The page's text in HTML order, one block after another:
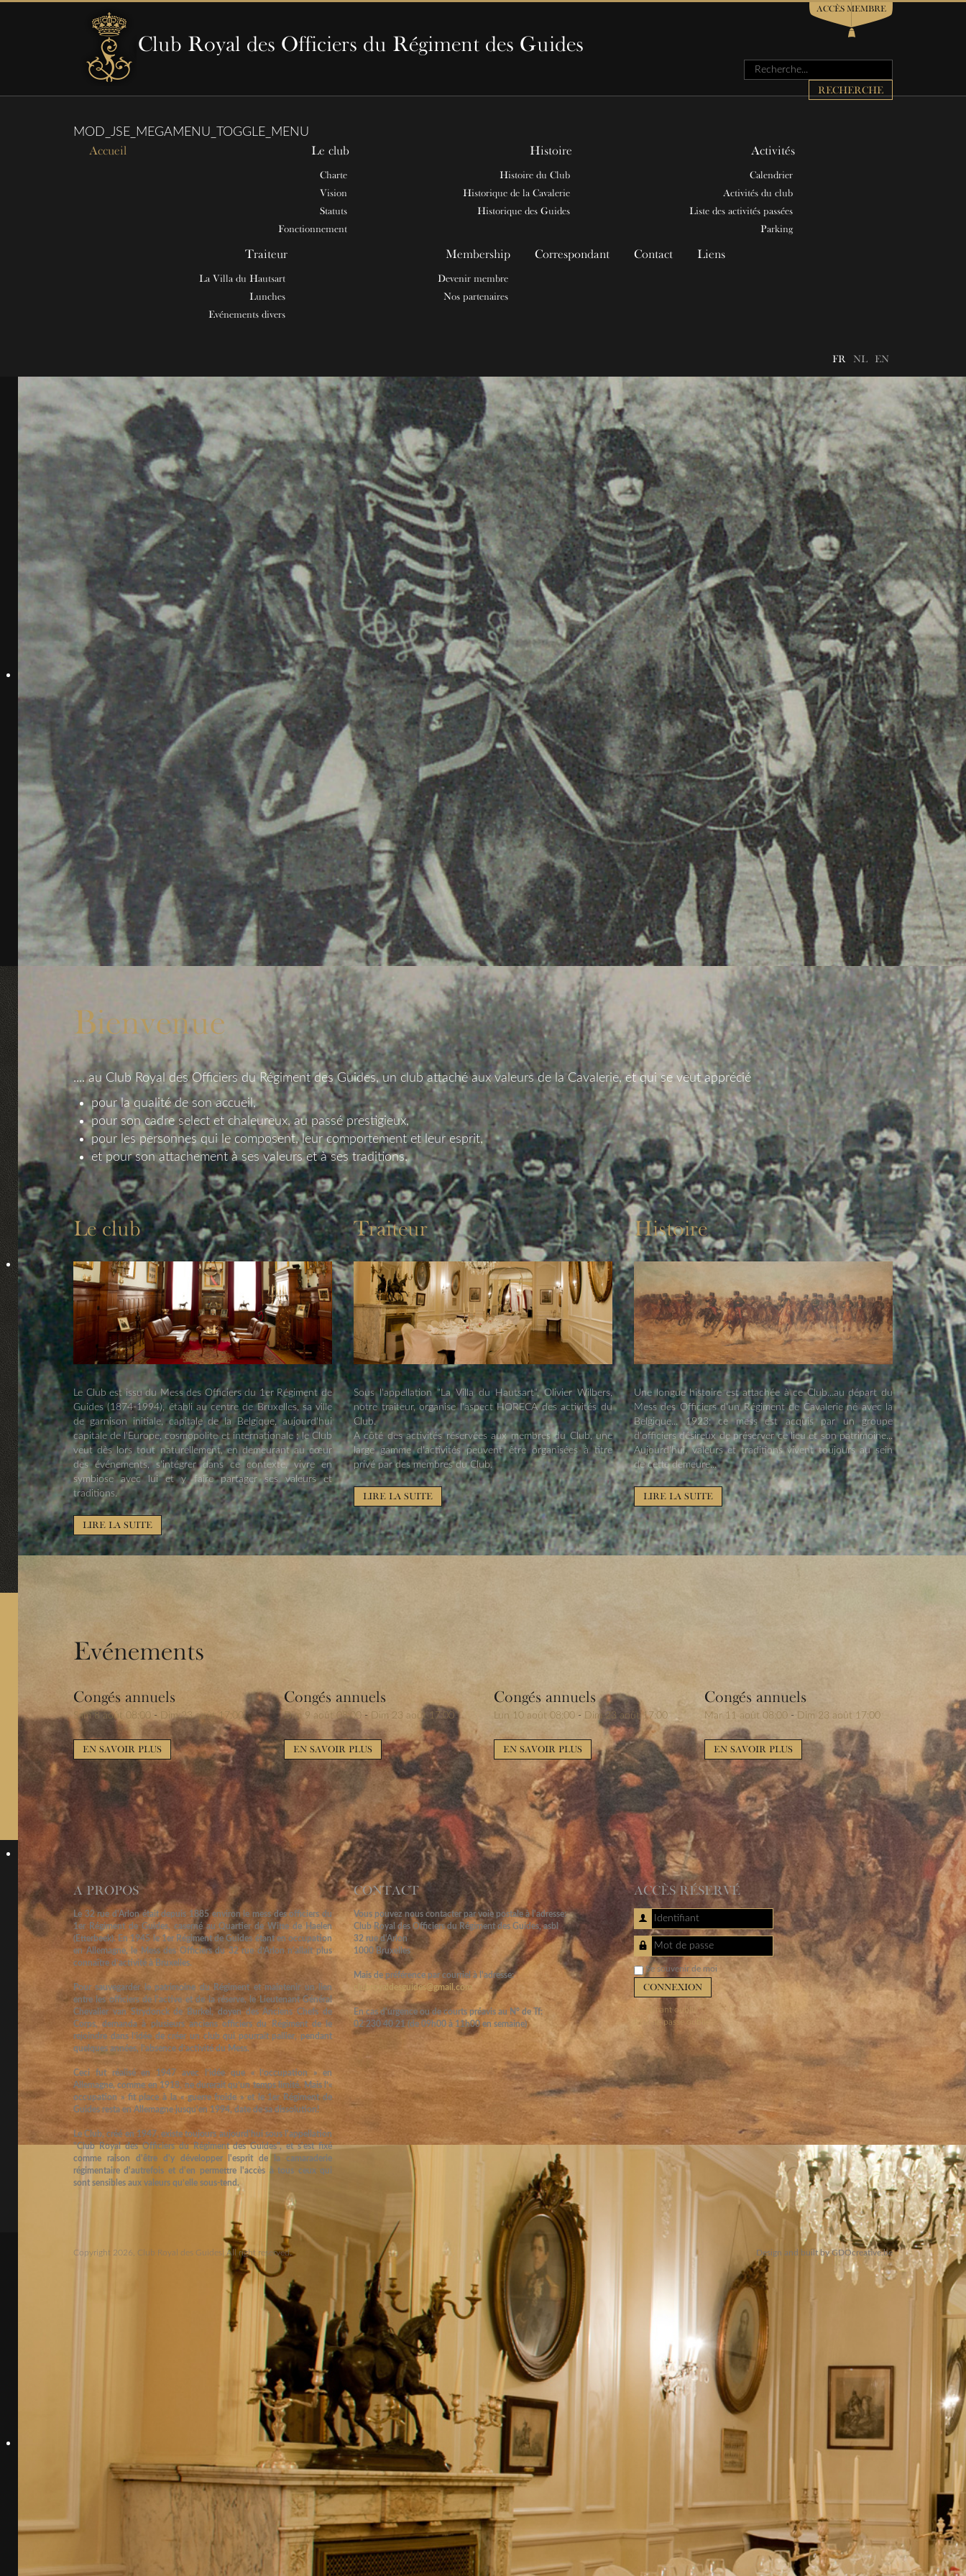
Club Royal des Officiers du Régiment des Guides
ACCÈS MEMBRE
Rechercher
RECHERCHE
MOD_JSE_MEGAMENU_TOGGLE_MENU
Accueil Le club
Charte
Vision
Statuts
Fonctionnement
Histoire
Histoire du Club
Historique de la Cavalerie
Historique des Guides
Activités
Calendrier
Activités du club
Liste des activités passées
Parking
Traiteur
La Villa du Hautsart
Lunches
Evénements divers
Membership
Devenir membre
Nos partenaires
Correspondant Contact Liens
FR NL EN
Bienvenue
.... au Club Royal des Officiers du Régiment des Guides, un club attaché aux valeurs de la Cavalerie, et qui se veut apprécié
pour la qualité de son accueil,
pour son cadre select et chaleureux, au passé prestigieux,
pour les personnes qui le composent, leur comportement et leur esprit,
et pour son attachement à ses valeurs et à ses traditions.
Le club
Le Club est issu du Mess des Officiers du 1er Régiment de
Guides (1874-1994), établi au centre de Bruxelles, sa ville
de garnison initiale, capitale de la Belgique, aujourd'hui
capitale de l'Europe, cosmopolite et internationale ; le Club
veut dès lors tout naturellement, en demeurant au cœur
des événements, s'intégrer dans ce contexte, vivre en
symbiose avec lui et y faire partager ses valeurs et
traditions.
LIRE LA SUITE
Traiteur
Sous l'appellation "La Villa du Hautsart", Olivier Wilbers,
notre traiteur, organise l'aspect HORECA des activités du
Club.
A côté des activités réservées aux membres du Club, une
large gamme d'activités peuvent être organisées à titre
privé par des membres du Club.
LIRE LA SUITE
Histoire
Une longue histoire est attachée à ce Club...au départ du
Mess des Officiers d'un Régiment de Cavalerie né avec la
Belgique... 1923: ce mess est acquis par un groupe
d'officiers désireux de préserver ce lieu et son patrimoine...
Aujourd'hui, valeurs et traditions vivent toujours au sein
de cette demeure...
LIRE LA SUITE
Evénements
Congés annuels
Sam 8 août 08:00 - Dim 23 août 17:00
EN SAVOIR PLUS
Congés annuels
Dim 9 août 08:00- Dim 23 août 17:00
EN SAVOIR PLUS
Congés annuels
Lun 10 août 08:00 - Dim 23 août 17:00
EN SAVOIR PLUS
Congés annuels
Mar 11 août 08:00- Dim 23 août 17:00
EN SAVOIR PLUS
CALENDRIER COMPLET
A PROPOS
Le 32 rue d'Arlon était depuis 1885 environ le mess des officiers du
1er Régiment de Guides, caserné au Quartier de Witte de Haelen
(Etterbeek). En 1945 le 1er Régiment de Guides étant en occupation
en Allemagne, le Mess des Officiers du 32 rue d’Arlon n'allait plus
connaître d’activité à Bruxelles.
Pour sauvegarder le patrimoine du Régiment et maintenir un lien
entre les officiers de l'active et de la réserve, le Lieutenant Général
Chevalier van Strydonck de Burkel, doyen des Anciens Chefs de
Corps, demanda à plusieurs anciens officiers du Régiment de le
rejoindre dans l’idée de créer un club qui pourrait pallier, pendant
quelques années, l’absence d’activité du Mess.
Ceci fut réalisé en 1947 avec l’idée que « l’occupation » en
Allemagne, comme en 1918, ne durerait qu’un temps limité. Mais l’«
occupation » fit place à la « guerre froide » et le 1er Régiment de
Guides resta en Allemagne jusqu'en 1994, date de sa dissolution!
Le Club, créé en 1947, existe toujours aujourd'hui sous l'appellation
"Club Royal des Officiers du Régiment des Guides", et s'est fixé
comme raison d'être d'y développer l'esprit de la camaraderie
régimentaire d'autrefois et d'en permettre l'accès à tous ceux qui
sont sensibles aux valeurs qu’elle sous-tend.
CONTACT
Vous pouvez nous contacter par voie postale à l'adresse:
Club Royal des Officiers du Régiment des Guides, asbl
32 rue d'Arlon
1000 Bruxelles
Mais de préférence par courriel à l'adresse:
clubroyaldesguides@gmail.com
En cas d'urgence ou de courts préavis au N° de Tf:
02 230 40 21 (de 09h00 à 11h00 en semaine)
ACCÈS RÉSERVÉ
Identifiant
Mot de passe
Se souvenir de moi
CONNEXION
Identifiant oublié ?
Mot de passe oublié ?
Copyright 2026, Club Royal des Guides| All right reserved. Design and built by GDOcreative.be